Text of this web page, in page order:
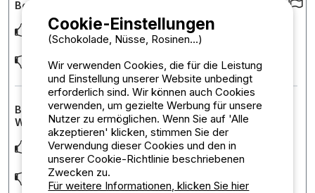
Bewertung des Campingplatzes :
Gastvrij en vriendelijke eigenaar Voldoet aan onze wensen
Geen Zo door gaan
Bewertung der Unterkunft : Stellplatz Confort (Zelt,
Wohnwagen, Wohnmobil / 1 Auto / Strom 10A)
Kampeerder
Cookie-Einstellungen
(Schokolade, Nüsse, Rosinen...)
Wir verwenden Cookies, die für die Leistung
und Einstellung unserer Website unbedingt
erforderlich sind. Wir können auch Cookies
verwenden, um gezielte Werbung für unsere
Nutzer zu ermöglichen. Wenn Sie auf 'Alle
akzeptieren' klicken, stimmen Sie der
Verwendung dieser Cookies und den in
unserer Cookie-Richtlinie beschriebenen
Zwecken zu.
Für weitere Informationen, klicken Sie hier